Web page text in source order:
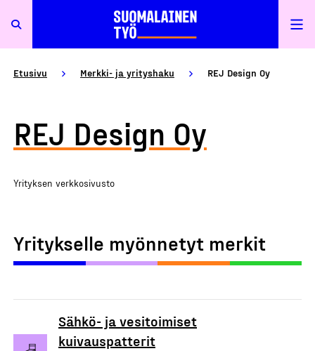
Etusivu Merkki- ja yrityshaku REJ Design Oy
REJ Design Oy
Yrityksen verkkosivusto
Yritykselle myönnetyt merkit
Sähkö- ja vesitoimiset
kuivauspatterit